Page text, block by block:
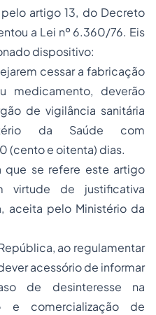
artigo 13, do Decreto
a Lei nº 6.360/76. Eis
dispositivo:
cessar a fabricação
medicamento, deverão
de vigilância sanitária
da Saúde com
(cento e oitenta) dias.
que se refere este artigo
virtude de justificativa
aceita pelo Ministério da
ao regulamentar
acessório de informar
de desinteresse na
e comercialização de